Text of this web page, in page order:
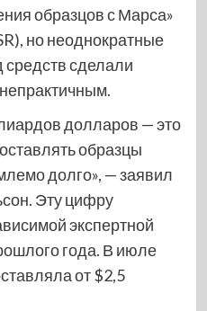
образцов с Марса»
но неоднократные
средств сделали
долларов — это
образцы
долго», — заявил
Эту цифру
экспертной
года. В июле
от $2,5